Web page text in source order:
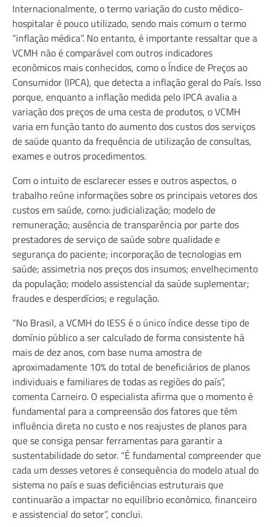
Internacionalmente, o termo variação do custo médico-
hospitalar é pouco utilizado, sendo mais comum o termo
“inflação médica”. No entanto, é importante ressaltar que a
VCMH não é comparável com outros indicadores
econômicos mais conhecidos, como o Índice de Preços ao
Consumidor (IPCA), que detecta a inflação geral do País. Isso
porque, enquanto a inflação medida pelo IPCA avalia a
variação dos preços de uma cesta de produtos, o VCMH
varia em função tanto do aumento dos custos dos serviços
de saúde quanto da frequência de utilização de consultas,
exames e outros procedimentos.
Com o intuito de esclarecer esses e outros aspectos, o
trabalho reúne informações sobre os principais vetores dos
custos em saúde, como: judicialização; modelo de
remuneração; ausência de transparência por parte dos
prestadores de serviço de saúde sobre qualidade e
segurança do paciente; incorporação de tecnologias em
saúde; assimetria nos preços dos insumos; envelhecimento
da população; modelo assistencial da saúde suplementar;
fraudes e desperdícios; e regulação.
“No Brasil, a VCMH do IESS é o único índice desse tipo de
domínio público a ser calculado de forma consistente há
mais de dez anos, com base numa amostra de
aproximadamente 10% do total de beneficiários de planos
individuais e familiares de todas as regiões do país”,
comenta Carneiro. O especialista afirma que o momento é
fundamental para a compreensão dos fatores que têm
influência direta no custo e nos reajustes de planos para
que se consiga pensar ferramentas para garantir a
sustentabilidade do setor. “É fundamental compreender que
cada um desses vetores é consequência do modelo atual do
sistema no país e suas deficiências estruturais que
continuarão a impactar no equilíbrio econômico, financeiro
e assistencial do setor”, conclui.